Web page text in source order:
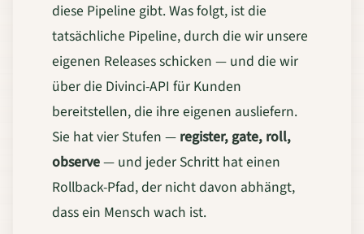
diese Pipeline gibt. Was folgt, ist die
tatsächliche Pipeline, durch die wir unsere
eigenen Releases schicken — und die wir
über die Divinci-API für Kunden
bereitstellen, die ihre eigenen ausliefern.
Sie hat vier Stufen — register, gate, roll,
observe— und jeder Schritt hat einen
Rollback-Pfad, der nicht davon abhängt,
dass ein Mensch wach ist.